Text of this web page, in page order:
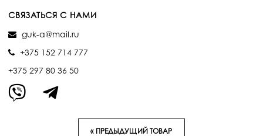
СВЯЗАТЬСЯ С НАМИ
guk-a@mail.ru
+375 152 714 777
+375 297 80 36 50
« ПРЕДЫДУЩИЙ ТОВАР